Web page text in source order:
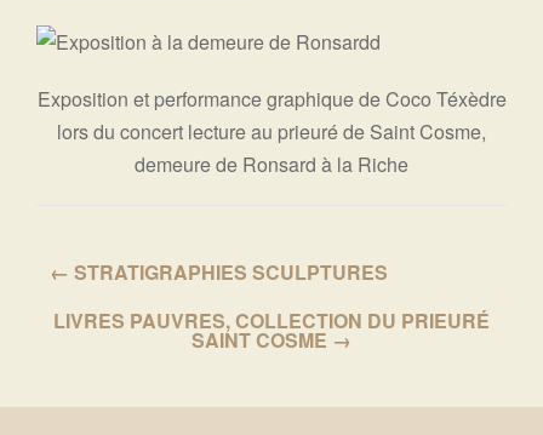
Exposition et performance graphique de Coco Téxèdre
lors du concert lecture au prieuré de Saint Cosme,
demeure de Ronsard à la Riche
← STRATIGRAPHIES SCULPTURES
LIVRES PAUVRES, COLLECTION DU PRIEURÉ
SAINT COSME →